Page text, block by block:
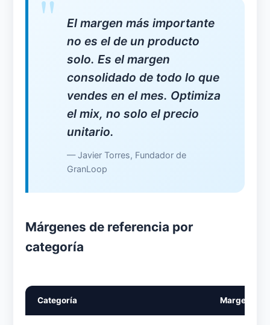
El margen más importante
no es el de un producto
solo. Es el margen
consolidado de todo lo que
vendes en el mes. Optimiza
el mix, no solo el precio
unitario.
— Javier Torres, Fundador de
GranLoop
Márgenes de referencia por
categoría
Categoría Margen